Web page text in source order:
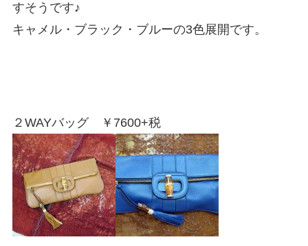
すそうです♪
キャメル・ブラック・ブルーの3色展開です。
２WAYバッグ ￥7600+税